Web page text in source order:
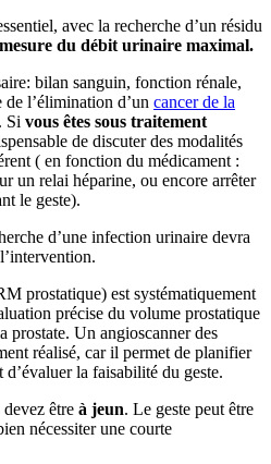
avec la recherche d’un résidu
mesure du débit urinaire maximal.
bilan sanguin, fonction rénale,
de l’élimination d’un cancer de la
Si vous êtes sous traitement
de discuter des modalités
( en fonction du médicament :
un relai héparine, ou encore arrêter
le geste).
d’une infection urinaire devra
prostatique) est systématiquement
précise du volume prostatique
prostate. Un angioscanner des
réalisé, car il permet de planifier
la faisabilité du geste.
être à jeun. Le geste peut être
nécessiter une courte